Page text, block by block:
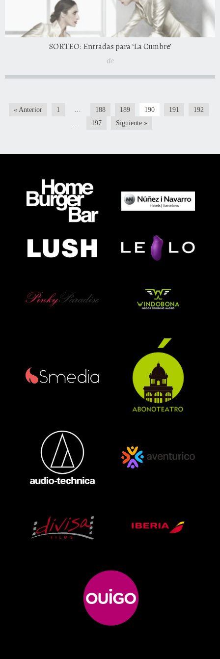
SORTEO: Entradas para ‘La Cumbre’
de
« Anterior 1 … 188 189 190 191
192
…
197 Siguiente »